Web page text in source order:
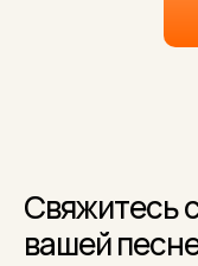
Свяжитесь
вашей